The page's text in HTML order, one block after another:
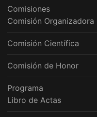
Comisiones
Comisión Organizadora
Comisión Científica
Comisión de Honor
Programa
Libro de Actas